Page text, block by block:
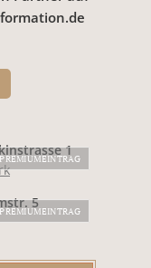
PREMIUMEINTRAG
1
PREMIUMEINTRAG
5